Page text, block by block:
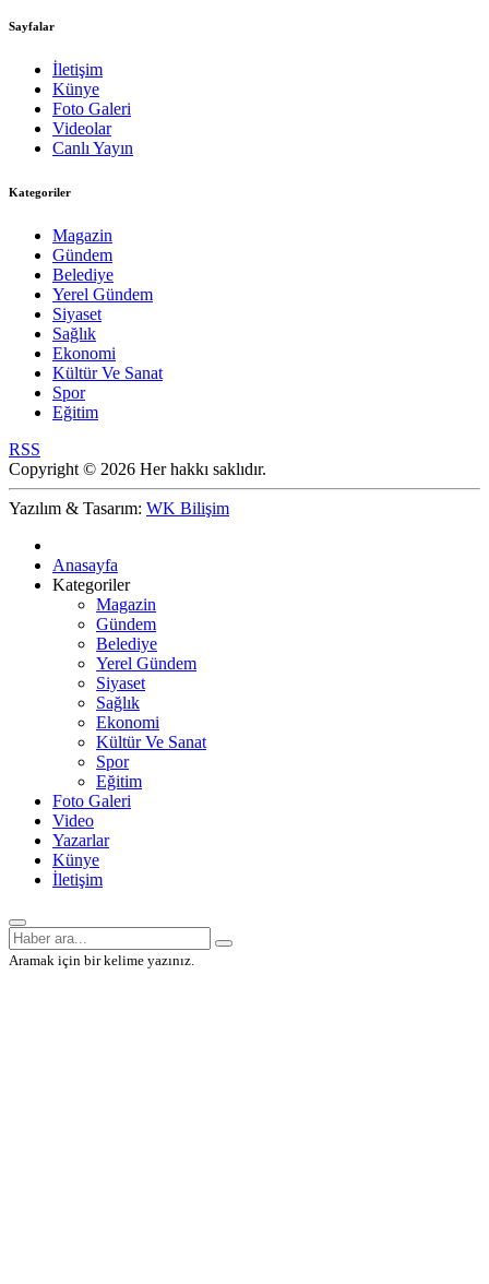
Sayfalar
İletişim
Künye
Foto Galeri
Videolar
Canlı Yayın
Kategoriler
Magazin
Gündem
Belediye
Yerel Gündem
Siyaset
Sağlık
Ekonomi
Kültür Ve Sanat
Spor
Eğitim
RSS
Copyright © 2026 Her hakkı saklıdır.
Yazılım & Tasarım: WK Bilişim
Anasayfa
Kategoriler
Magazin
Gündem
Belediye
Yerel Gündem
Siyaset
Sağlık
Ekonomi
Kültür Ve Sanat
Spor
Eğitim
Foto Galeri
Video
Yazarlar
Künye
İletişim
Aramak için bir kelime yazınız.